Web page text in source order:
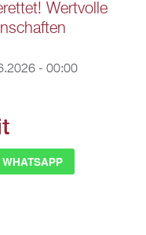
Wertvolle
- 00:00
WHATSAPP